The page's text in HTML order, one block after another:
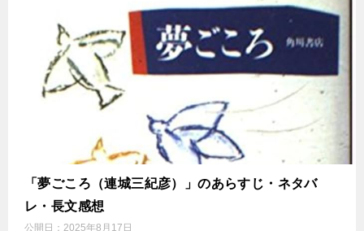
「夢ごころ（連城三紀彦）」のあらすじ・ネタバ
レ・長文感想
公開日： 2025年8月17日